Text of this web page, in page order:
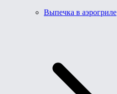
Выпечка в аэрогриле